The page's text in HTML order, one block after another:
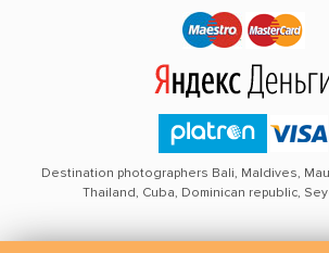
Destination photographers Bali, Maldives,
Thailand, Cuba, Dominican republic,